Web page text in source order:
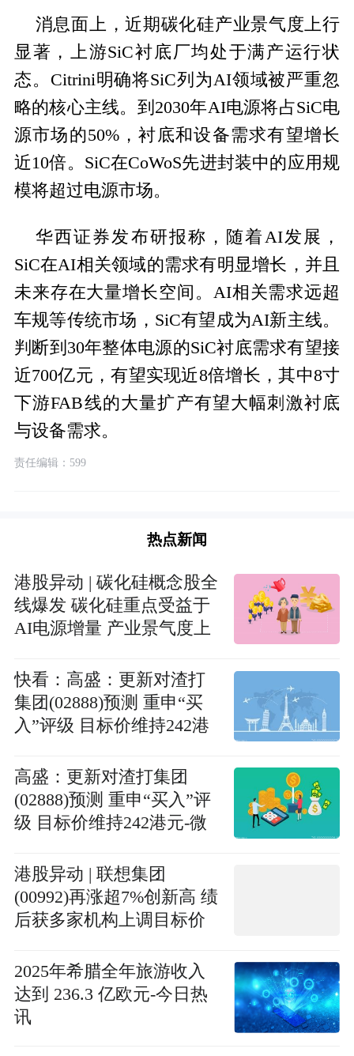
消息面上，近期碳化硅产业景气度上行
显著，上游SiC衬底厂均处于满产运行状
态。Citrini明确将SiC列为AI领域被严重忽
略的核心主线。到2030年AI电源将占SiC电
源市场的50%，衬底和设备需求有望增长
近10倍。SiC在CoWoS先进封装中的应用规
模将超过电源市场。
华西证券发布研报称，随着AI发展，
SiC在AI相关领域的需求有明显增长，并且
未来存在大量增长空间。AI相关需求远超
车规等传统市场，SiC有望成为AI新主线。
判断到30年整体电源的SiC衬底需求有望接
近700亿元，有望实现近8倍增长，其中8寸
下游FAB线的大量扩产有望大幅刺激衬底
与设备需求。
责任编辑：599
热点新闻
港股异动 | 碳化硅概念股全
线爆发 碳化硅重点受益于
AI电源增量 产业景气度上
快看：高盛：更新对渣打
集团(02888)预测 重申“买
入”评级 目标价维持242港
高盛：更新对渣打集团
(02888)预测 重申“买入”评
级 目标价维持242港元-微
港股异动 | 联想集团
(00992)再涨超7%创新高 绩
后获多家机构上调目标价
期
2025年希腊全年旅游收入
达到 236.3 亿欧元-今日热
讯